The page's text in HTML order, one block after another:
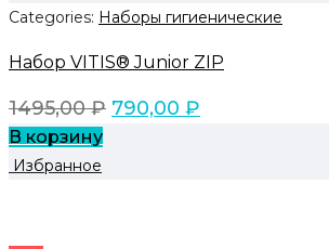
Categories: Наборы гигиенические
Набор VITIS® Junior ZIP
1495,00₽ 790,00 ₽
В корзину
Избранное